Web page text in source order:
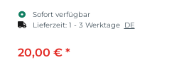
Sofort verfügbar
Lieferzeit: 1 - 3 Werktage DE
20,00 € *